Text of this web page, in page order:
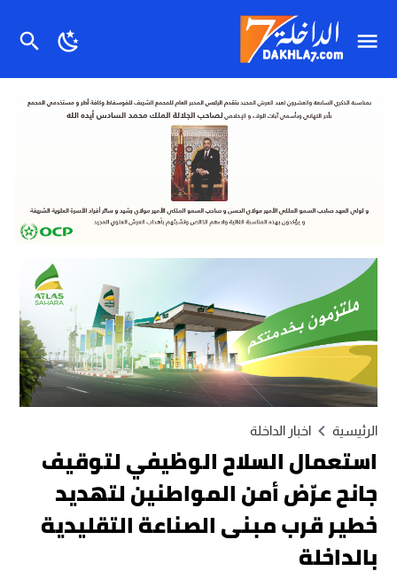
الرئيسية اخبار الداخلة
استعمال السلاح الوظيفي لتوقيف
جانح عرّض أمن المواطنين لتهديد
خطير قرب مبنى الصناعة التقليدية
بالداخلة